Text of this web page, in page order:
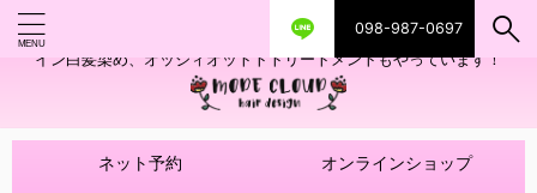
098-987-0697
艶ツヤヘアカラー！髪質改善トリートメントやハイライトを使ったデザ
イン白髪染め、オッジィオットトトリートメントもやっています！
ネット予約 オンラインショップ